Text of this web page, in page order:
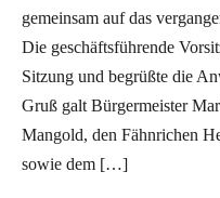
erfolgreiches
Vereinsjahr
gemeinsam auf das
Die geschäftsführende
Sitzung und begrüßte die
Gruß galt Bürgermeister
Mangold, den Fähnrichen
sowie dem […]